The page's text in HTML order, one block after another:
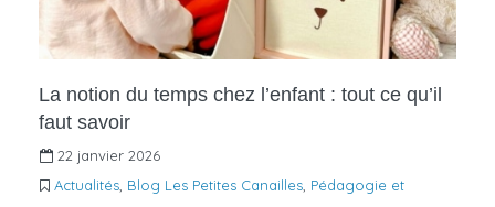
La notion du temps chez l’enfant : tout ce qu’il
faut savoir
22 janvier 2026
Actualités Blog Les Petites Canailles Pédagogie et